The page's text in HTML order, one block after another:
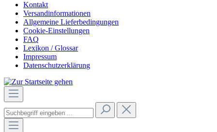
Kontakt
Versandinformationen
Allgemeine Lieferbedingungen
Cookie-Einstellungen
FAQ
Lexikon / Glossar
Impressum
Datenschutzerklärung